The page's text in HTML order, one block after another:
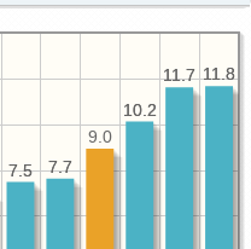
11.8
11.7
10.2
7.7
7.5
11.8
11.7
10.2
9.0
7.7
7.5